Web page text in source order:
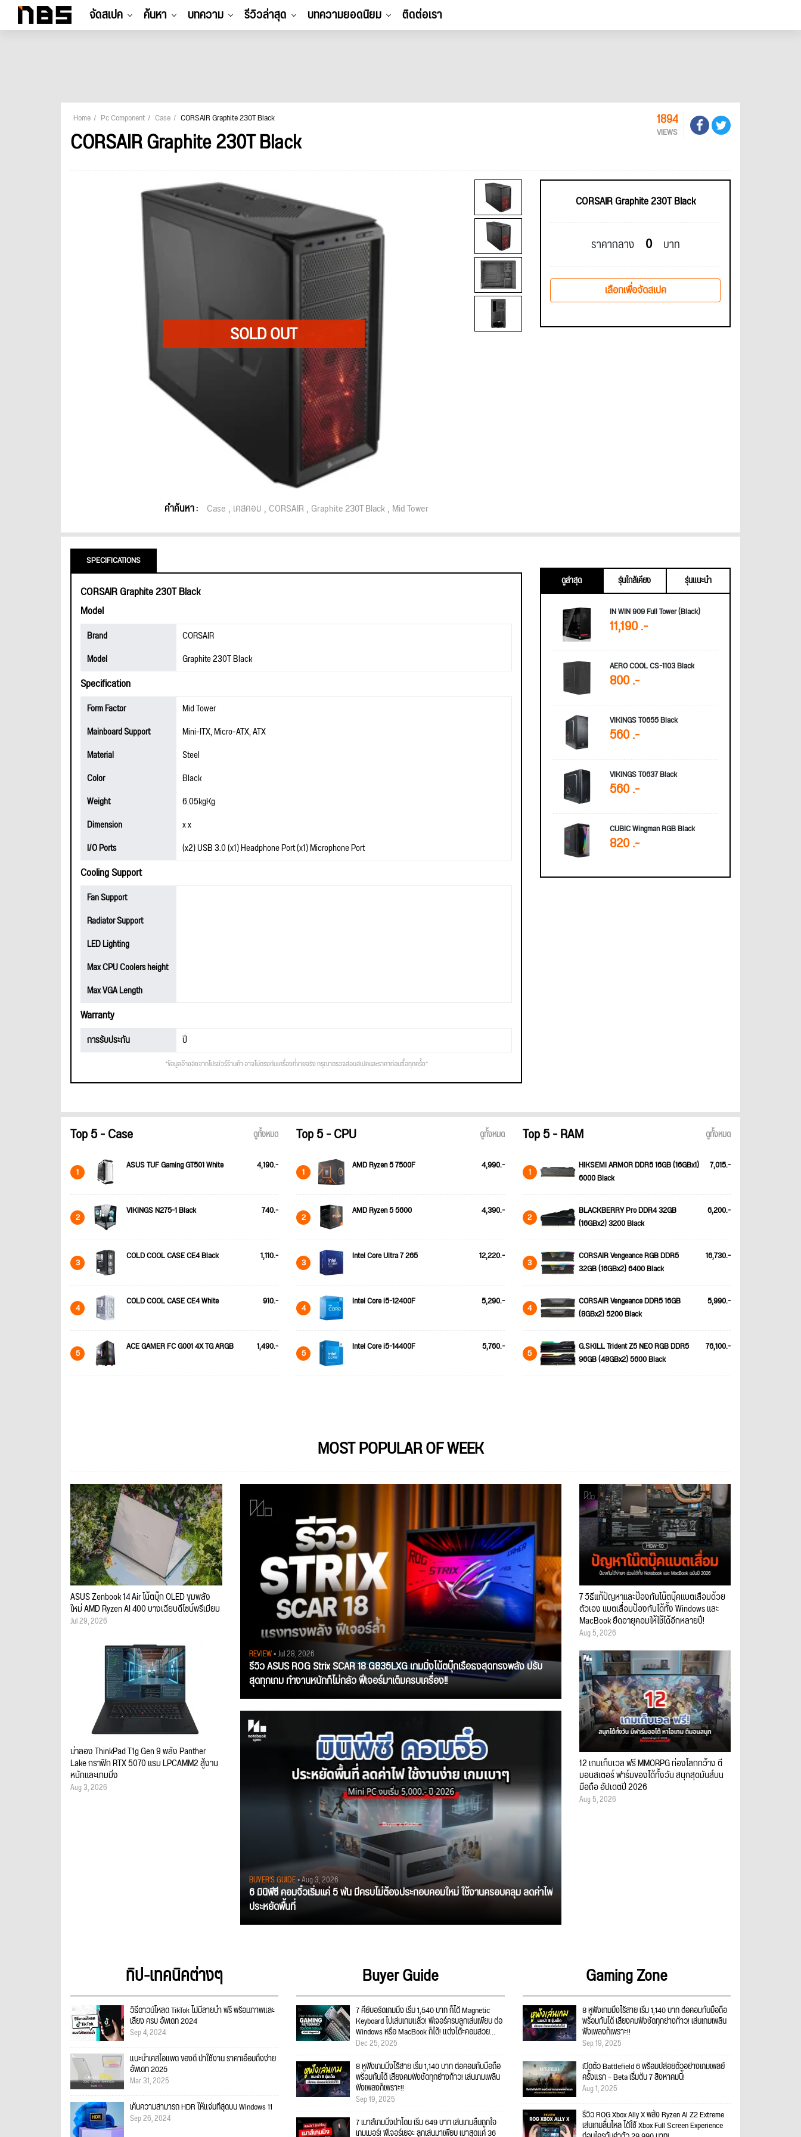
จัดสเปค ค้นหา บทความ รีวิวล่าสุด บทความยอดนิยม ติดต่อเรา
Home Pc Component Case CORSAIR Graphite 230T Black
CORSAIR Graphite 230T Black
1894
VIEWS
คำค้นหา : Case เคสคอม CORSAIR Graphite 230T Black Mid Tower
CORSAIR Graphite 230T Black
ราคากลาง 0 บาท
เลือกเพื่อจัดสเปค
SPECIFICATIONS
CORSAIR Graphite 230T Black
Model
Brand
CORSAIR
Model
Graphite 230T Black
Specification
Form Factor
Mid Tower
Mainboard Support
Mini-ITX, Micro-ATX, ATX
Material
Steel
Color
Black
Weight
6.05kgKg
Dimension
x x
I/O Ports
(x2) USB 3.0 (x1) Headphone Port (x1) Microphone Port
Cooling Support
Fan Support
Radiator Support
LED Lighting
Max CPU Coolers height
Max VGA Length
Warranty
การรับประกัน ปี
*ข้อมูลอ้างอิงจากโปรชัวร์ร้านค้า อาจไม่ตรงกับเครื่องที่ขายจริง กรุณาตรวจสอบสเปคและราคาก่อนซื้อทุกครั้ง*
ดูล่าสุด รุ่นใกล้เคียง
รุ่นแนะนำ
IN WIN 909 Full Tower (Black)
11,190 .-
AERO COOL CS-1103 Black
800 .-
VIKINGS T0655 Black
560 .-
VIKINGS T0637 Black
560 .-
CUBIC Wingman RGB Black
820 .-
Top 5 - Case ดูทั้งหมด
1 ASUS TUF Gaming GT501 White 4,190.-
2 VIKINGS N275-1 Black 740.-
3 COLD COOL CASE CE4 Black 1,110.-
4 COLD COOL CASE CE4 White 910.-
5 ACE GAMER FC G001 4X TG ARGB 1,490.-
Top 5 - CPU ดูทั้งหมด
1 AMD Ryzen 5 7500F 4,990.-
2 AMD Ryzen 5 5600 4,390.-
3 Intel Core Ultra 7 265 12,220.-
4 Intel Core i5-12400F 5,290.-
5 Intel Core i5-14400F 5,760.-
Top 5 - RAM ดูทั้งหมด
1
HIKSEMI ARMOR DDR5 16GB (16GBx1)
6000 Black
7,015.-
2
BLACKBERRY Pro DDR4 32GB
(16GBx2) 3200 Black
6,200.-
3
CORSAIR Vengeance RGB DDR5
32GB (16GBx2) 6400 Black
16,730.-
4
CORSAIR Vengeance DDR5 16GB
(8GBx2) 5200 Black
5,990.-
5
G.SKILL Trident Z5 NEO RGB DDR5
96GB (48GBx2) 5600 Black
76,100.-
MOST POPULAR OF WEEK
REVIEW• Jul 28, 2026
รีวิว ASUS ROG Strix SCAR 18 G835LXG เกมมิ่งโน้ตบุ๊กเรือธงสุดทรงพลัง ปรับ
สุดทุกเกม ทำงานหนักก็ไม่กลัว ฟีเจอร์มาเต็มครบเครื่อง!!
BUYER'S GUIDE• Aug 3, 2026
6 มินิพีซี คอมจิ๋วเริ่มแค่ 5 พัน มีครบไม่ต้องประกอบคอมใหม่ ใช้งานครอบคลุม ลดค่าไฟ
ประหยัดพื้นที่
ASUS Zenbook 14 Air โน้ตบุ๊ก OLED ขุมพลัง
ใหม่ AMD Ryzen AI 400 บางเฉียบดีไซน์พรีเมียม
Jul 29, 2026
น่าลอง ThinkPad T1g Gen 9 พลัง Panther
Lake กราฟิก RTX 5070 แรม LPCAMM2 สู้งาน
หนักและเกมมิ่ง
Aug 3, 2026
7 วิธีแก้ปัญหาและป้องกันโน๊ตบุ๊คแบตเสื่อมด้วย
ตัวเอง แบตเสื่อมป้องกันได้ทั้ง Windows และ
MacBook ยืดอายุคอมให้ใช้ได้อีกหลายปี!
Aug 5, 2026
12 เกมเก็บเวล ฟรี MMORPG ท่องโลกกว้าง ตี
มอนสเตอร์ ฟาร์มของได้ทั้งวัน สนุกสุดมันส์บน
มือถือ อัปเดตปี 2026
Aug 5, 2026
ทิป-เทคนิคต่างๆ
วิธีดาวน์โหลด TikTok ไม่มีลายน้ำ ฟรี พร้อมภาพและ
เสียง ครบ อัพเดท 2024
Sep 4, 2024
แนะนำเคสไอแพด ของดี น่าใช้งาน ราคาเอื้อมถึงง่าย
อัพเดท 2025
Mar 31, 2025
เค้นความสามารถ HDR ให้แจ่มที่สุดบน Windows 11
Sep 26, 2024
Buyer Guide
7 คีย์บอร์ดเกมมิ่ง เริ่ม 1,540 บาท ก็ได้ Magnetic
Keyboard ไปเล่นเกมแล้ว! ฟีเจอร์ครบลูกเล่นเพียบ ต่อ
Windows หรือ MacBook ก็ได้! แต่งโต๊ะคอมสวย
แน่นอน!!
Dec 25, 2025
8 หูฟังเกมมิ่งไร้สาย เริ่ม 1,140 บาท ต่อคอมกับมือถือ
พร้อมกันได้ เสียงคมฟังชัดทุกย่างก้าว! เล่นเกมเพลิน
ฟังเพลงก็เพราะ!!
Sep 19, 2025
7 เมาส์เกมมิ่งน่าโดน เริ่ม 649 บาท เล่นเกมลื่นถูกใจ
เกมเมอร์! ฟีเจอร์เยอะ ลูกเล่นมาเพียบ เบาสุดแค่ 36
Gaming Zone
8 หูฟังเกมมิ่งไร้สาย เริ่ม 1,140 บาท ต่อคอมกับมือถือ
พร้อมกันได้ เสียงคมฟังชัดทุกย่างก้าว! เล่นเกมเพลิน
ฟังเพลงก็เพราะ!!
Sep 19, 2025
เปิดตัว Battlefield 6 พร้อมปล่อยตัวอย่างเกมเพลย์
ครั้งแรก – Beta เริ่มต้น 7 สิงหาคมนี้!
Aug 1, 2025
รีวิว ROG Xbox Ally X พลัง Ryzen AI Z2 Extreme
เล่นเกมลื่นไหล ได้ใช้ Xbox Full Screen Experience